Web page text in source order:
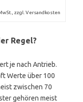
zzgl. Versandkosten
Regel?
je nach Antrieb.
Werte über 100
zwischen 70
gehören meist